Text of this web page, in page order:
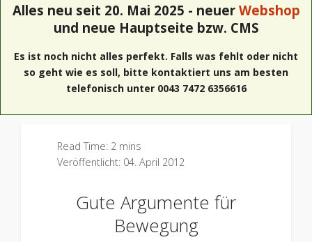
Alles neu seit 20. Mai 2025 - neuer Webshop
und neue Hauptseite bzw. CMS
Es ist noch nicht alles perfekt. Falls was fehlt oder nicht
so geht wie es soll, bitte kontaktiert uns am besten
telefonisch unter 0043 7472 6356616
Read Time: 2 mins
Veröffentlicht: 04. April 2012
Gute Argumente für
Bewegung